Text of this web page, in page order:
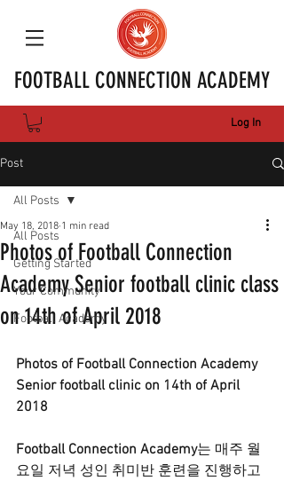
FOOTBALL CONNECTION ACADEMY
Log In
Post
All Posts
Getting Started
Your Community
Football Academy
All Posts
Photos of Football Connection
Academy Senior football clinic class
on 14th of April 2018
May 18, 2018 1 min read
Photos of Football Connection Academy
Senior football clinic on 14th of April
2018
Football Connection Academy는 매주 월
요일 저녁 성인 취미반 훈련을 진행하고